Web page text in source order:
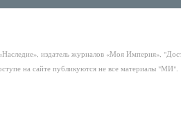
издатель журналов «Моя Империя»,
на сайте публикуются не все материалы "МИ".